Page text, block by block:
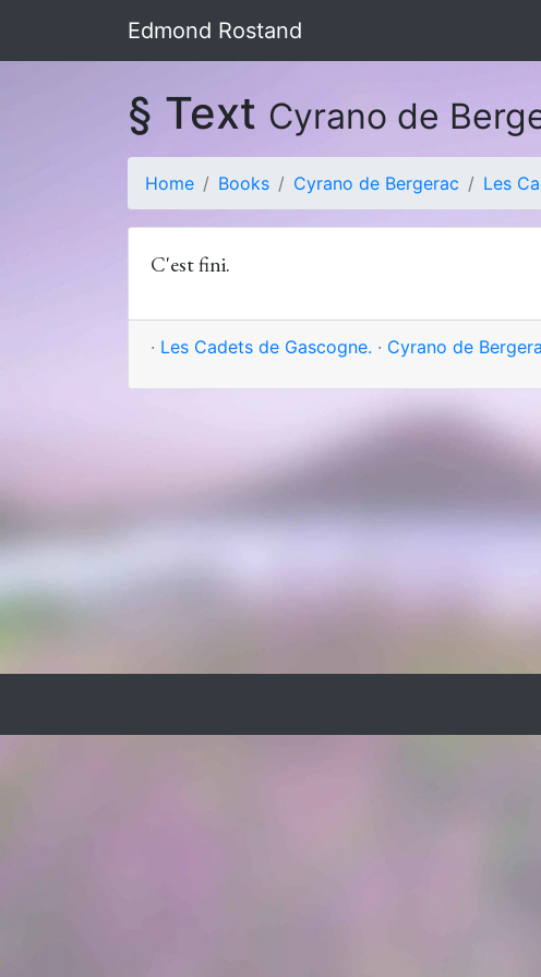
Edmond Rostand
§ Text Cyrano de
Home Books Cyrano de Bergerac Les
C'est fini.
· Les Cadets de Gascogne. · Cyrano de